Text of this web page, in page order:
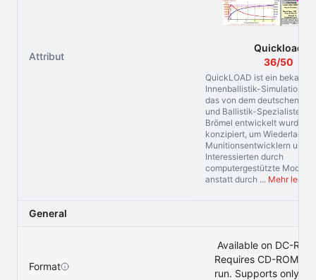
Attribut
Quickload
36/50
QuickLOAD ist ein
Innenballistik-
das von dem deutschen
und Ballistik-Spezialisten
Brömel entwickelt wurde.
konzipiert, um
Munitionsentwicklern und
Interessierten durch
computergestützte
anstatt durch ... Mehr lesen
General
Format
Available on DC-
Requires CD-ROM
run. Supports only